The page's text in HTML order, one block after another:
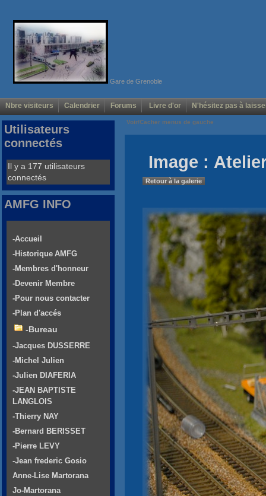
Gare de Grenoble
Nbre visiteurs Calendrier Forums Livre d'or N'hésitez pas à
Voir/Cacher menus de gauche
Image :
Retour à la galerie
Utilisateurs
connectés
Il y a 177 utilisateurs
connectés
AMFG INFO
-Accueil
-Historique AMFG
-Membres d'honneur
-Devenir Membre
-Pour nous contacter
-Plan d'accés
-Bureau
-Jacques DUSSERRE
-Michel Julien
-Julien DIAFERIA
-JEAN BAPTISTE
LANGLOIS
-Thierry NAY
-Bernard BERISSET
-Pierre LEVY
-Jean frederic Gosio
Anne-Lise Martorana
Jo-Martorana